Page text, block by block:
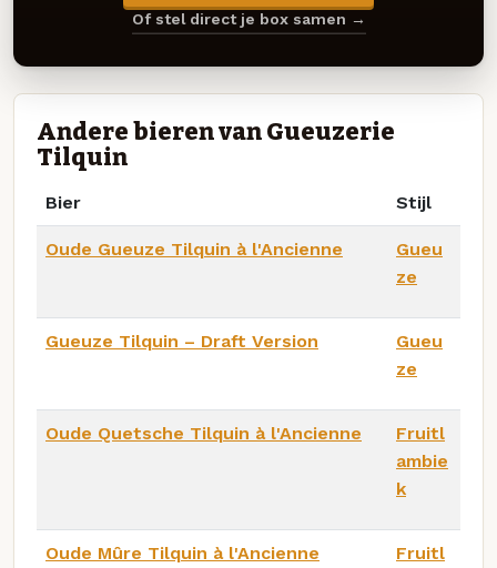
Of stel direct je box samen →
Andere bieren van Gueuzerie
Tilquin
Bier Stijl
Oude Gueuze Tilquin à l'Ancienne
Gueu
ze
Gueuze Tilquin – Draft Version
Gueu
ze
Oude Quetsche Tilquin à l'Ancienne
Fruitl
ambie
k
Oude Mûre Tilquin à l'Ancienne
Fruitl